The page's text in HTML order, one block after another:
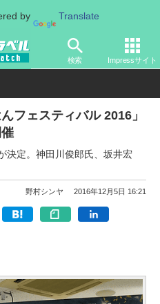
by Translate
検索 Impressサイト
地
フェスティバル 2016」
決定。神田川俊郎氏、坂井宏
野村シンヤ 2016年12月5日 16:21